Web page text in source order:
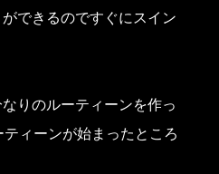
できるのですぐにスイン
りのルーティーンを作っ
ィーンが始まったところ